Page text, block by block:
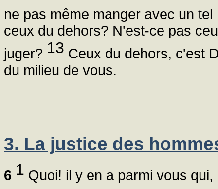
ne pas même manger avec un
ceux du dehors? N'est-ce pas
juger? 13 Ceux du dehors, c'est
du milieu de vous.
3. La justice des
6 1 Quoi! il y en a parmi vous